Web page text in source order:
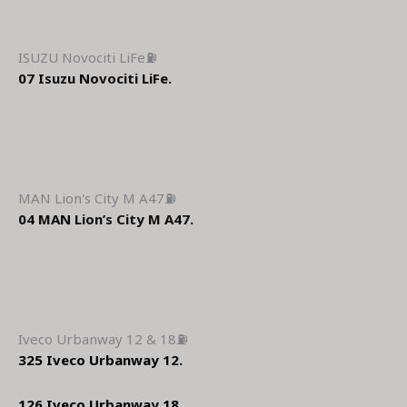
ISUZU Novociti LiFe⛽
07 Isuzu Novociti LiFe.
MAN Lion's City M A47⛽
04 MAN Lion’s City M A47.
Iveco Urbanway 12 & 18⛽
325 Iveco Urbanway 12.